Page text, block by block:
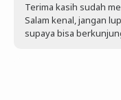
Terima kasih sudah
Salam kenal, jangan
supaya bisa